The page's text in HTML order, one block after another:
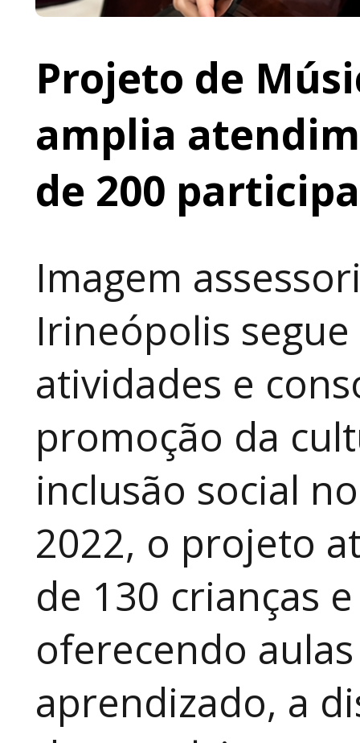
Projeto de
amplia
de 200
Imagem
Irineópolis
atividades e
promoção da
inclusão social
2022, o projeto
de 130 crianças
oferecendo
aprendizado, a